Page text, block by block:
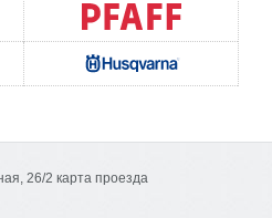
26/2 карта проезда